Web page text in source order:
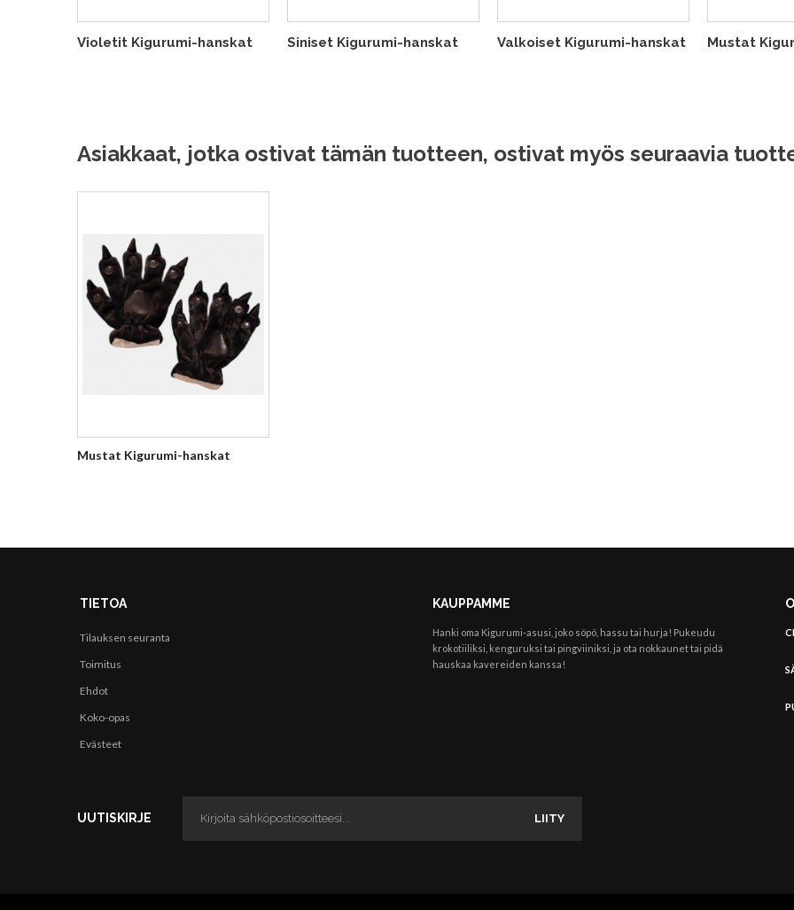
Violetit Kigurumi-hanskat Siniset Kigurumi-hanskat Valkoiset Kigurumi-hanskat Mustat
Asiakkaat, jotka ostivat tämän tuotteen, ostivat myös seuraavia
Mustat Kigurumi-hanskat
TIETOA
Tilauksen seuranta
Toimitus
Ehdot
Koko-opas
Evästeet
KAUPPAMME
Hanki oma Kigurumi-asusi, joko söpö, hassu tai hurja! Pukeudu
krokotiiliksi, kenguruksi tai pingviiniksi, ja ota nokkaunet tai pidä
hauskaa kavereiden kanssa!
UUTISKIRJE LIITY